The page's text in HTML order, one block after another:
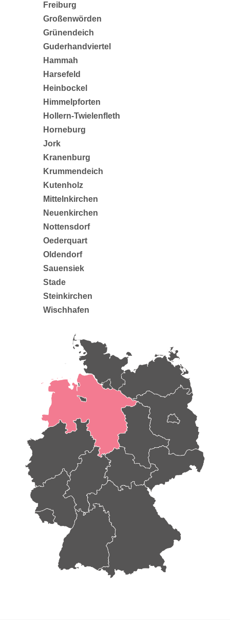
Freiburg
Großenwörden
Grünendeich
Guderhandviertel
Hammah
Harsefeld
Heinbockel
Himmelpforten
Hollern-Twielenfleth
Horneburg
Jork
Kranenburg
Krummendeich
Kutenholz
Mittelnkirchen
Neuenkirchen
Nottensdorf
Oederquart
Oldendorf
Sauensiek
Stade
Steinkirchen
Wischhafen